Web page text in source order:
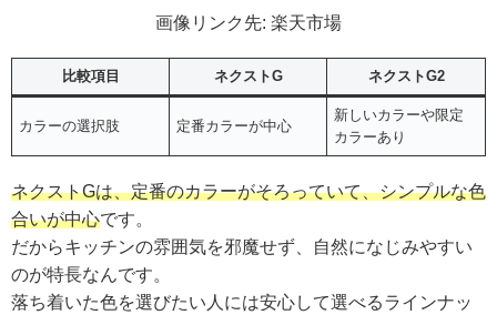
画像リンク先: 楽天市場
比較項目 ネクストG ネクストG2
カラーの選択肢 定番カラーが中心
新しいカラーや限定
カラーあり
ネクストGは、定番のカラーがそろっていて、シンプルな色
合いが中心です。
だからキッチンの雰囲気を邪魔せず、自然になじみやすい
のが特長なんです。
落ち着いた色を選びたい人には安心して選べるラインナッ